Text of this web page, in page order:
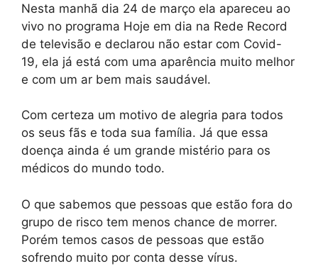
Nesta manhã dia 24 de março ela apareceu ao
vivo no programa Hoje em dia na Rede Record
de televisão e declarou não estar com Covid-
19, ela já está com uma aparência muito melhor
e com um ar bem mais saudável.
Com certeza um motivo de alegria para todos
os seus fãs e toda sua família. Já que essa
doença ainda é um grande mistério para os
médicos do mundo todo.
O que sabemos que pessoas que estão fora do
grupo de risco tem menos chance de morrer.
Porém temos casos de pessoas que estão
sofrendo muito por conta desse vírus.